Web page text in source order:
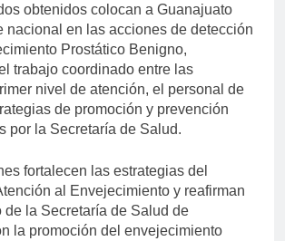
obtenidos colocan a Guanajuato
nacional en las acciones de detección
Prostático Benigno,
trabajo coordinado entre las
nivel de atención, el personal de
de promoción y prevención
por la Secretaría de Salud.
fortalecen las estrategias del
al Envejecimiento y reafirman
de la Secretaría de Salud de
la promoción del envejecimiento